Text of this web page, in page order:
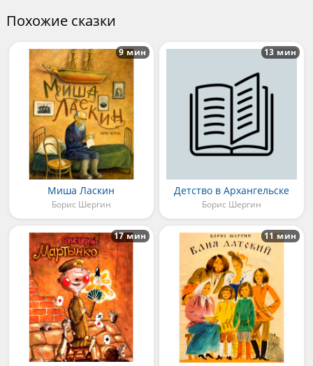
Похожие сказки
Миша Ласкин
Борис Шергин
9 мин
Детство в Архангельске
Борис Шергин
13 мин
17 мин 11 мин